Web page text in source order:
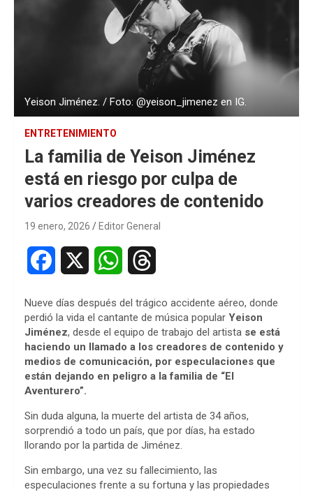
Yeison Jiménez. / Foto: @yeison_jimenez en IG.
ENTRETENIMIENTO
La familia de Yeison Jiménez
está en riesgo por culpa de
varios creadores de contenido
19 enero, 2026 Editor General
c
e
b
o
a
t
s
p
r
e
a
s
Nueve días después del trágico accidente aéreo, donde
perdió la vida el cantante de música popular Yeison
Jiménez, desde el equipo de trabajo del artista se está
haciendo un llamado a los creadores de contenido y
medios de comunicación, por especulaciones que
están dejando en peligro a la familia de “El
Aventurero”.
Sin duda alguna, la muerte del artista de 34 años,
sorprendió a todo un país, que por días, ha estado
llorando por la partida de Jiménez.
Sin embargo, una vez su fallecimiento, las
especulaciones frente a su fortuna y las propiedades